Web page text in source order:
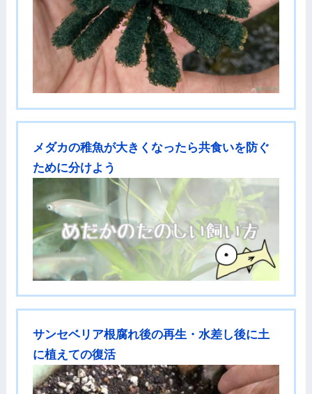
メダカの稚魚が大きくなったら共食いを防ぐ
ために分けよう
サンセベリア根腐れ後の再生・水差し後に土
に植えての復活